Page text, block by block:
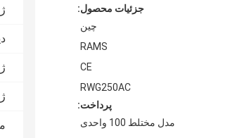
جزئیات محصول:
چین
RAMS
CE
RWG250AC
پرداخت:
مدل مختلط 100 واحدی